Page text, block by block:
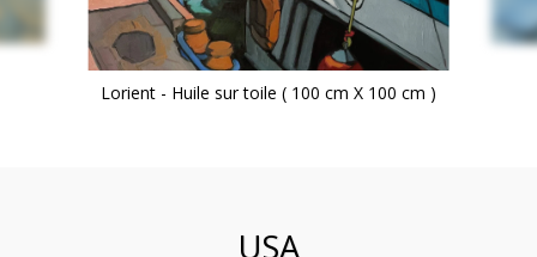
Lorient - Huile sur toile ( 100 cm X 100 cm )
USA